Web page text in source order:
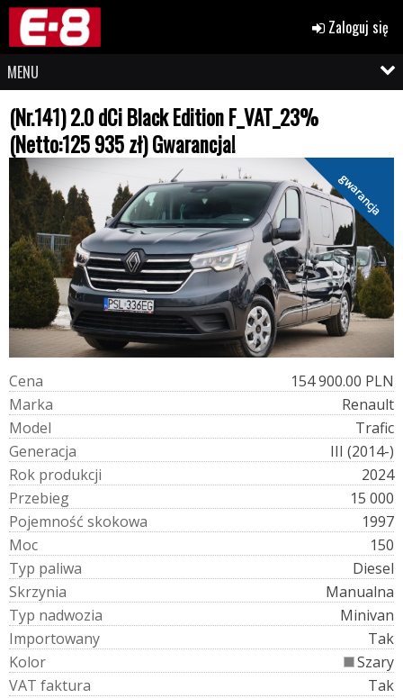
Zaloguj się
MENU
(Nr.141) 2.0 dCi Black Edition F_VAT_23%
(Netto:125 935 zł) Gwarancja!
gwarancja
Cena
154 900.00 PLN
Marka
Renault
Model
Trafic
Generacja
III (2014-)
Rok produkcji
2024
Przebieg
15 000
Pojemność skokowa
1997
Moc
150
Typ paliwa
Diesel
Skrzynia
Manualna
Typ nadwozia
Minivan
Importowany
Tak
Kolor
Szary
VAT faktura
Tak